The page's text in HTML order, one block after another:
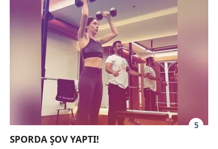
5
SPORDA ŞOV YAPTI!